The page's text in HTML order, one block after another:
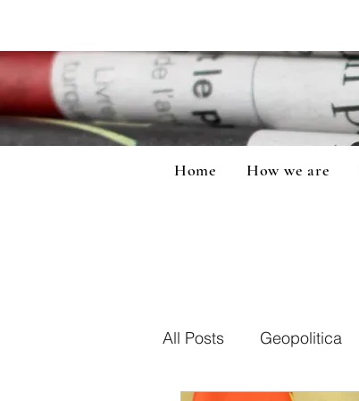
Home How we are
All Posts Geopolitica